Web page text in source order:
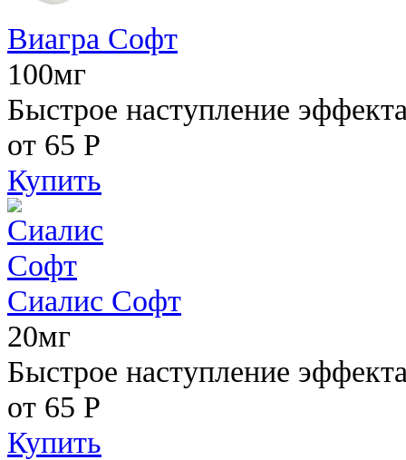
Виагра Софт
100мг
Быстрое наступление
от 65 Р
Купить
Сиалис Софт
20мг
Быстрое наступление
от 65 Р
Купить